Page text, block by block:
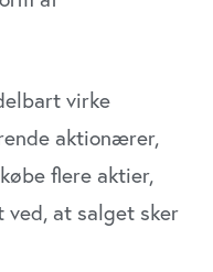
virke
aktionærer,
flere aktier,
ved, at salget sker